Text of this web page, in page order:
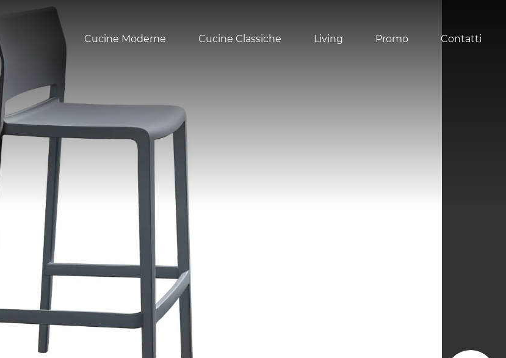
Cucine Moderne Cucine Classiche Living Promo Contatti